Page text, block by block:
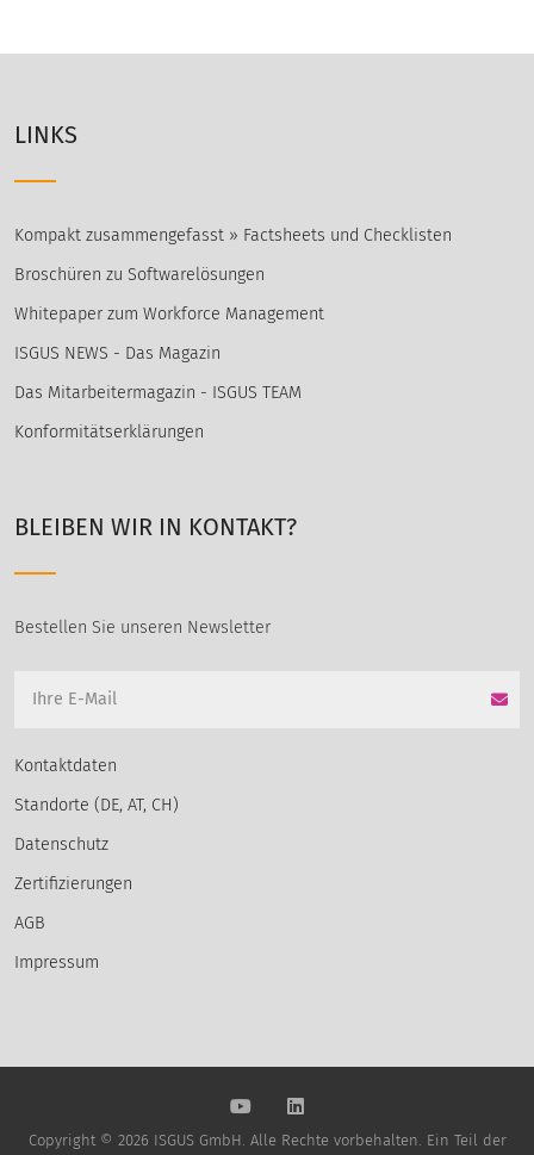
LINKS
Kompakt zusammengefasst » Factsheets und Checklisten
Broschüren zu Softwarelösungen
Whitepaper zum Workforce Management
ISGUS NEWS - Das Magazin
Das Mitarbeitermagazin - ISGUS TEAM
Konformitätserklärungen
BLEIBEN WIR IN KONTAKT?
Bestellen Sie unseren Newsletter
Kontaktdaten
Standorte (DE, AT, CH)
Datenschutz
Zertifizierungen
AGB
Impressum
Copyright © 2026 ISGUS GmbH. Alle Rechte vorbehalten. Ein Teil der